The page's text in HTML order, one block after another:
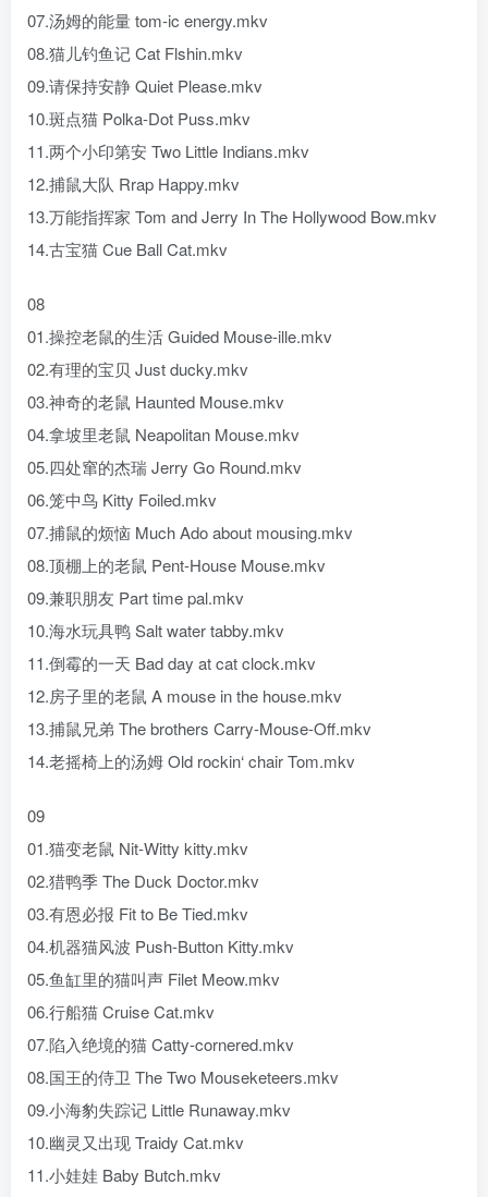
07.汤姆的能量 tom-ic energy.mkv
08.猫儿钓鱼记 Cat Flshin.mkv
09.请保持安静 Quiet Please.mkv
10.斑点猫 Polka-Dot Puss.mkv
11.两个小印第安 Two Little Indians.mkv
12.捕鼠大队 Rrap Happy.mkv
13.万能指挥家 Tom and Jerry In The Hollywood Bow.mkv
14.古宝猫 Cue Ball Cat.mkv
08
01.操控老鼠的生活 Guided Mouse-ille.mkv
02.有理的宝贝 Just ducky.mkv
03.神奇的老鼠 Haunted Mouse.mkv
04.拿坡里老鼠 Neapolitan Mouse.mkv
05.四处窜的杰瑞 Jerry Go Round.mkv
06.笼中鸟 Kitty Foiled.mkv
07.捕鼠的烦恼 Much Ado about mousing.mkv
08.顶棚上的老鼠 Pent-House Mouse.mkv
09.兼职朋友 Part time pal.mkv
10.海水玩具鸭 Salt water tabby.mkv
11.倒霉的一天 Bad day at cat clock.mkv
12.房子里的老鼠 A mouse in the house.mkv
13.捕鼠兄弟 The brothers Carry-Mouse-Off.mkv
14.老摇椅上的汤姆 Old rockin‘ chair Tom.mkv
09
01.猫变老鼠 Nit-Witty kitty.mkv
02.猎鸭季 The Duck Doctor.mkv
03.有恩必报 Fit to Be Tied.mkv
04.机器猫风波 Push-Button Kitty.mkv
05.鱼缸里的猫叫声 Filet Meow.mkv
06.行船猫 Cruise Cat.mkv
07.陷入绝境的猫 Catty-cornered.mkv
08.国王的侍卫 The Two Mouseketeers.mkv
09.小海豹失踪记 Little Runaway.mkv
10.幽灵又出现 Traidy Cat.mkv
11.小娃娃 Baby Butch.mkv